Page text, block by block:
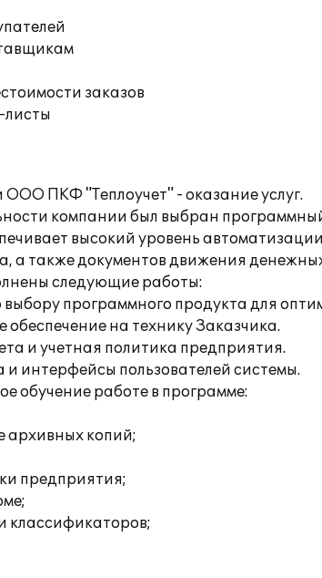
заказов
ПКФ "Теплоучет" - оказание услуг.
компании был выбран
высокий уровень
а также документов движения
следующие работы:
программного продукта для
обеспечение на технику Заказчика.
и учетная политика предприятия.
интерфейсы пользователей системы.
обучение работе в программе:
архивных копий;
предприятия;
классификаторов;